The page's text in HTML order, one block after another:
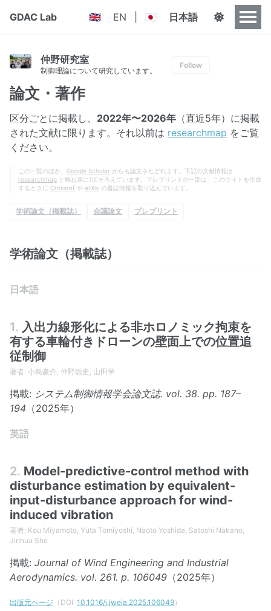
GDAC Lab 🇬🇧 EN 🇯🇵 日本語
仲野研究室
制御理論について研究しています。
Follow
論文・著作
区分ごとに掲載し、 2022年〜2026年 （直近5年）に掲載
された文献に限ります。それ以前は researchmap をご覧
ください。
この一覧のほか、 Google Scholar からも論文をたどれます。下記の文献情報は
researchmap と概ね週に1回そろえています。プレプリントの一部は、このサイトを生成
するときに Crossref や arXiv の書誌情報を取り込んでいます。
学術論文（掲載誌） 会議論文 プレプリント
学術論文（掲載誌）
日本語
1. 入出力線形化による非ホロノミック拘束を
有する車輪付きドローンの壁面上での位置追
従制御
著者: 小島豪介, 仲野聡史, 山田学
掲載: システム制御情報学会論文誌. vol. 38. pp. 187–
194 （2025年）
英語
2. Model-predictive-control method with
disturbance estimation by equivalent-
input-disturbance approach for wind-
induced vibration
著者: Kou Miyamoto, Yuta Tomiyoshi, Naoto Yoshida, Satoshi Nakano,
Jinhua She
掲載: Journal of Wind Engineering and Industrial
Aerodynamics. vol. 261. p. 106049 （2025年）
出版元ページ （DOI: 10.1016/j.jweia.2025.106049）